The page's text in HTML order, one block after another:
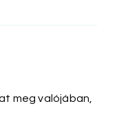
meg valójában,